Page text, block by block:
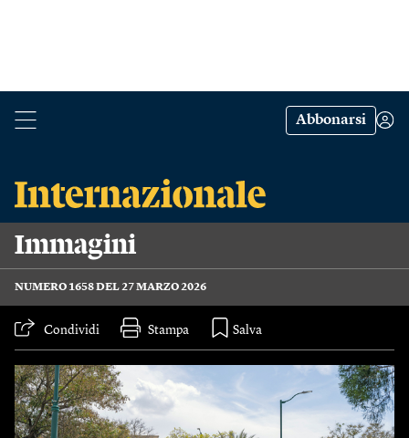
Abbonarsi
Immagini
NUMERO 1658 DEL 27 MARZO 2026
Condividi Stampa